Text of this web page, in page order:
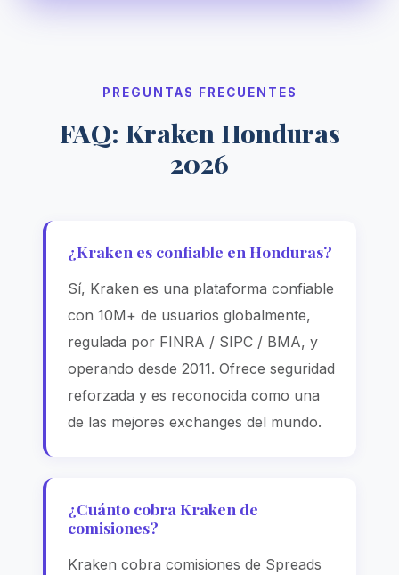
PREGUNTAS FRECUENTES
FAQ: Kraken Honduras
2026
¿Kraken es confiable en Honduras?
Sí, Kraken es una plataforma confiable
con 10M+ de usuarios globalmente,
regulada por FINRA / SIPC / BMA, y
operando desde 2011. Ofrece seguridad
reforzada y es reconocida como una
de las mejores exchanges del mundo.
¿Cuánto cobra Kraken de
comisiones?
Kraken cobra comisiones de Spreads